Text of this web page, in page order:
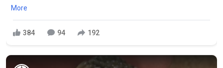
More
384 94 192